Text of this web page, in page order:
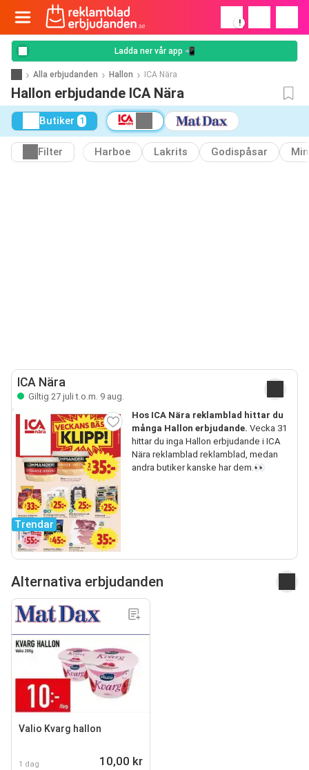
!
Ladda ner vår app 📲
Alla erbjudanden Hallon ICA Nära
Hallon erbjudande ICA Nära
Butiker 1
Filter Harboe Lakrits Godispåsar
ICA Nära
Giltig 27 juli t.o.m. 9 aug.
Trendar
Hos ICA Nära reklamblad hittar du
många Hallon erbjudande. Vecka 31
hittar du inga Hallon erbjudande i ICA
Nära reklamblad reklamblad, medan
andra butiker kanske har dem.👀
Alternativa erbjudanden
Valio Kvarg hallon
1 dag 10,00 kr